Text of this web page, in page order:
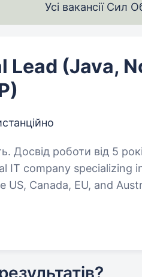
Усі вакансії Сил
Lead (Java,
роботи від 5 років. Mirko
IT company specializing
US, Canada, EU, and